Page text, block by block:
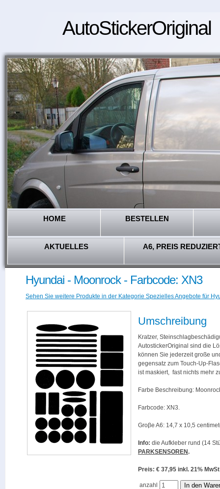
AutoStickerOriginal
HOME BESTELLEN
AKTUELLES A6, PREIS
Hyundai - Moonrock - Farbcode: XN3
Sehen Sie weitere Produkte in der Kategorie Spezielles Angebote für
Umschreibung
Kratzer,
AutostickerOriginal sind die
können Sie jederzeit große
gegensatz zum Touch-Up-
ist maskiert, fast nichts mehr
Farbe Beschreibung:
Farbcode: XN3.
Groβe A6: 14,7 x 10,5
Info: die Aufkleber rund (14
PARKSENSOREN.
Preis: € 37,95 inkl. 21%
anzahl